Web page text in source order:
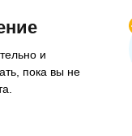
и
пока вы не